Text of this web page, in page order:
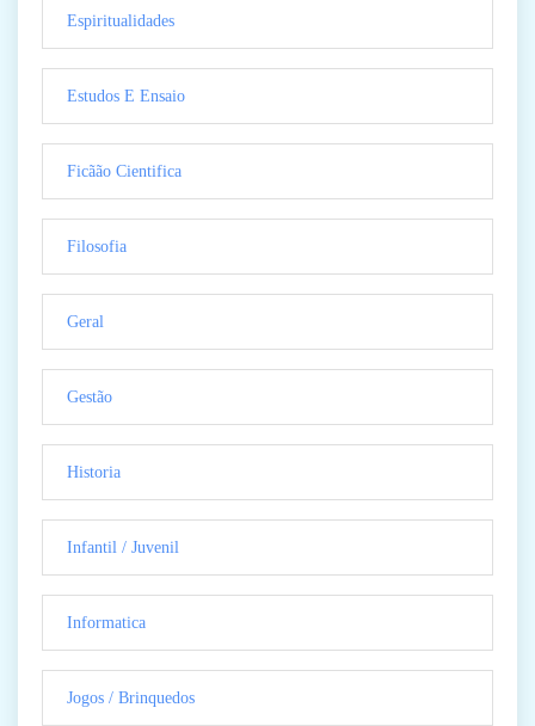
Espiritualidades
Estudos E Ensaio
Ficãão Cientifica
Filosofia
Geral
Gestão
Historia
Infantil / Juvenil
Informatica
Jogos / Brinquedos